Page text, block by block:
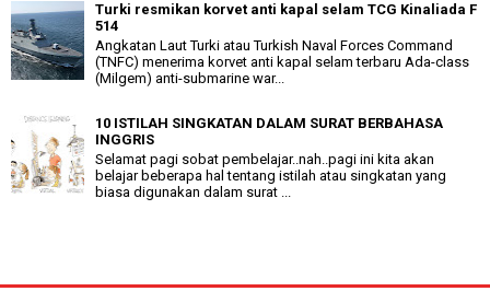
Turki resmikan korvet anti kapal selam TCG Kinaliada F
514
Angkatan Laut Turki atau Turkish Naval Forces Command
(TNFC) menerima korvet anti kapal selam terbaru Ada-class
(Milgem) anti-submarine war...
10 ISTILAH SINGKATAN DALAM SURAT BERBAHASA
INGGRIS
Selamat pagi sobat pembelajar..nah..pagi ini kita akan
belajar beberapa hal tentang istilah atau singkatan yang
biasa digunakan dalam surat ...